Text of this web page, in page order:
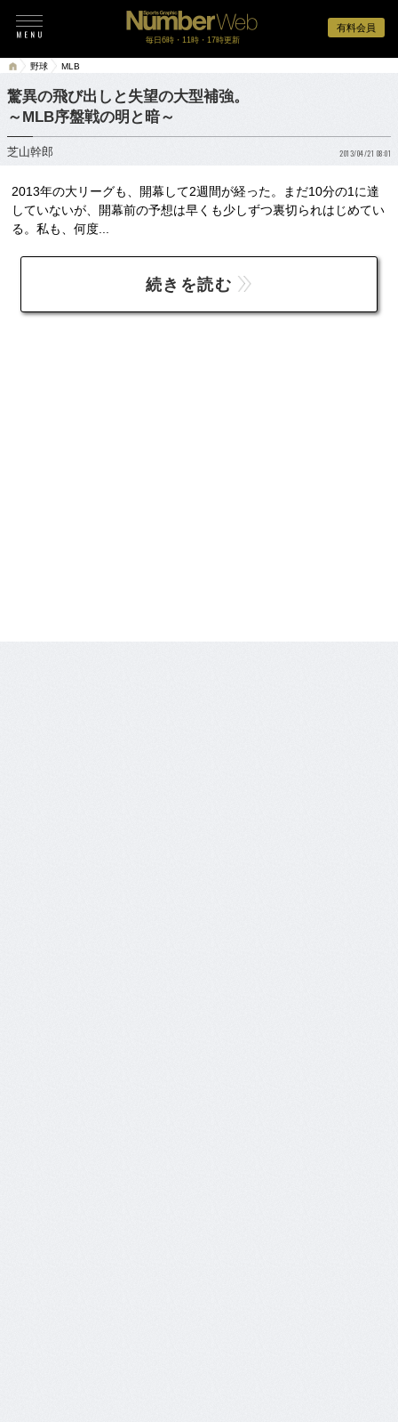
有料会員
毎日6時・11時・17時更新
野球 MLB
驚異の飛び出しと失望の大型補強。
～MLB序盤戦の明と暗～
芝山幹郎 2013/04/21 08:01
2013年の大リーグも、開幕して2週間が経った。まだ10分の1に達
していないが、開幕前の予想は早くも少しずつ裏切られはじめてい
る。私も、何度...
続きを読む